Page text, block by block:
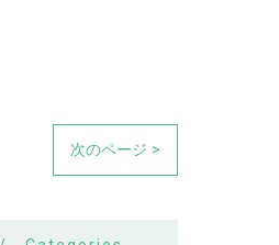
次のページ >